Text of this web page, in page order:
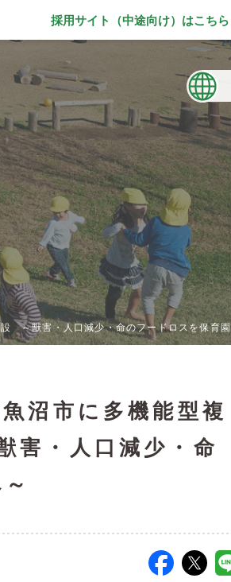
採用サイト（中途向け） はこちら
別ウィンドウ
～獣害・人口減少・命のフードロスを保育
沼市に多機能型複
害・人口減少・命